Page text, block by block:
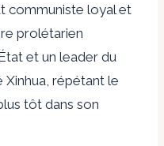
communiste loyal et
prolétarien
et un leader du
Xinhua, répétant le
tôt dans son